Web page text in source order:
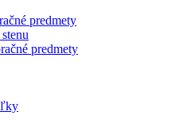
predmety
predmety